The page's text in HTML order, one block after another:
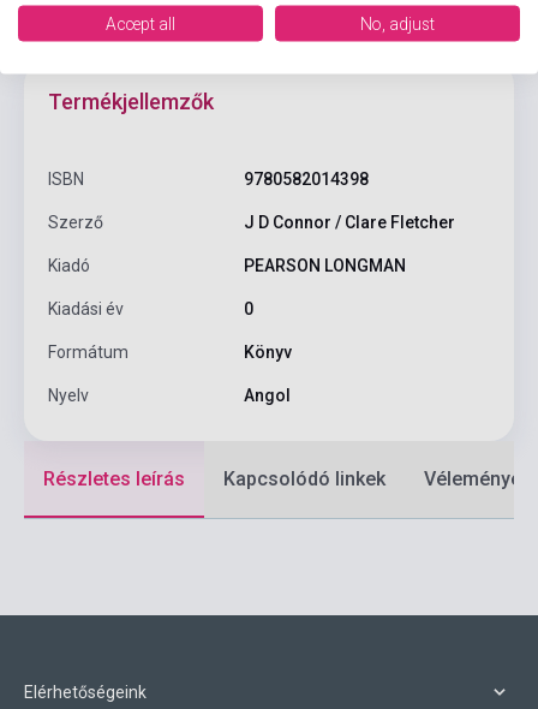
Termékjellemzők
ISBN 9780582014398
Szerző J D Connor / Clare Fletcher
Kiadó PEARSON LONGMAN
Kiadási év 0
Formátum Könyv
Nyelv Angol
Részletes leírás Kapcsolódó linkek Vélemények
Elérhetőségeink
Accept all No, adjust